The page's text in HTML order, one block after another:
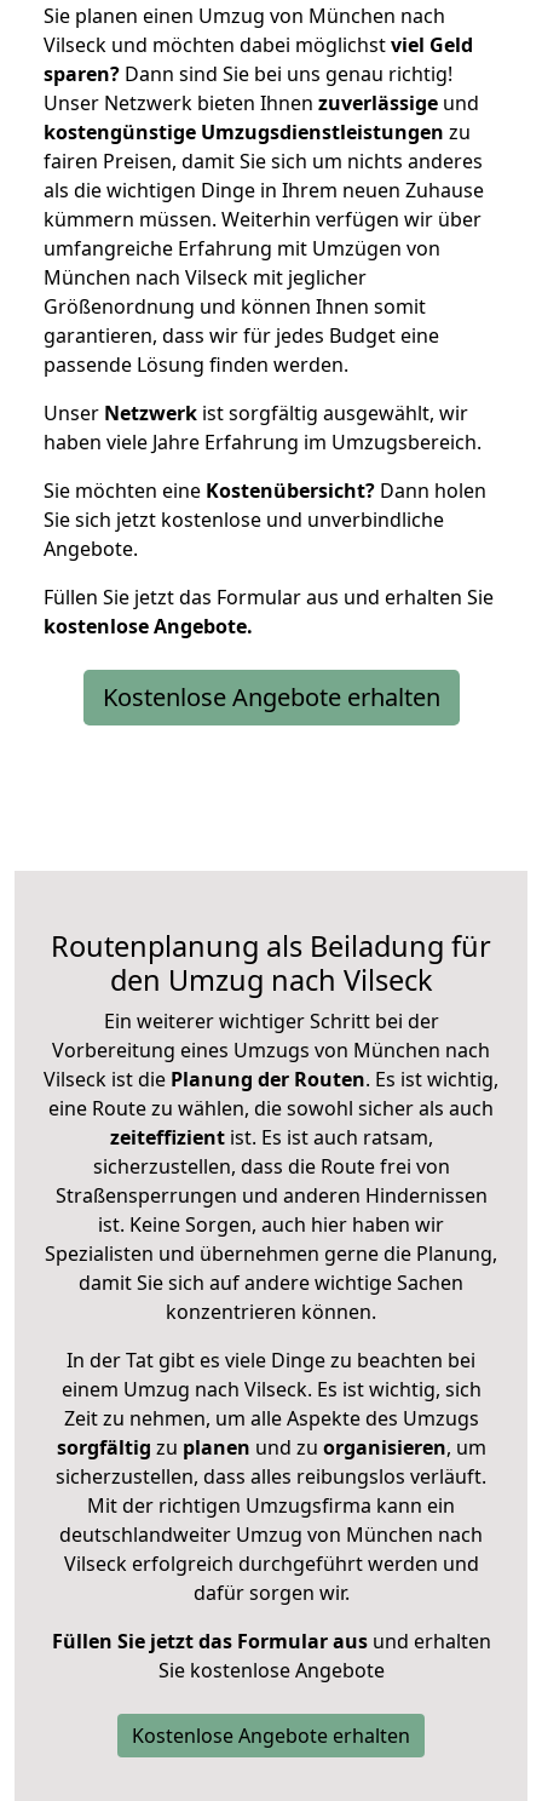
Sie planen einen Umzug von München nach
Vilseck und möchten dabei möglichstviel Geld
sparen? Dann sind Sie bei uns genau richtig!
Unser Netzwerk bieten Ihnen zuverlässige und
kostengünstige Umzugsdienstleistungen zu
fairen Preisen, damit Sie sich um nichts anderes
als die wichtigen Dinge in Ihrem neuen Zuhause
kümmern müssen. Weiterhin verfügen wir über
umfangreiche Erfahrung mit Umzügen von
München nach Vilseck mit jeglicher
Größenordnung und können Ihnen somit
garantieren, dass wir für jedes Budget eine
passende Lösung finden werden.
Unser Netzwerk ist sorgfältig ausgewählt, wir
haben viele Jahre Erfahrung im Umzugsbereich.
Sie möchten eine Kostenübersicht? Dann holen
Sie sich jetzt kostenlose und unverbindliche
Angebote.
Füllen Sie jetzt das Formular aus und erhalten Sie
kostenloseAngebote.
Kostenlose Angebote erhalten
Routenplanung als Beiladung für
den Umzug nach Vilseck
Ein weiterer wichtiger Schritt bei der
Vorbereitung eines Umzugs von München nach
Vilseck ist die Planung der Routen. Es ist wichtig,
eine Route zu wählen, die sowohl sicher als auch
zeiteffizientist. Es ist auch ratsam,
sicherzustellen, dass die Route frei von
Straßensperrungen und anderen Hindernissen
ist. Keine Sorgen, auch hier haben wir
Spezialisten und übernehmen gerne die Planung,
damit Sie sich auf andere wichtige Sachen
konzentrieren können.
In der Tat gibt es viele Dinge zu beachten bei
einem Umzug nach Vilseck. Es ist wichtig, sich
Zeit zu nehmen, um alle Aspekte des Umzugs
sorgfältig zu planen und zu organisieren, um
sicherzustellen, dass alles reibungslos verläuft.
Mit der richtigen Umzugsfirma kann ein
deutschlandweiter Umzug von München nach
Vilseck erfolgreich durchgeführt werden und
dafür sorgen wir.
Füllen Sie jetzt das Formular ausund erhalten
Sie kostenlose Angebote
Kostenlose Angebote erhalten